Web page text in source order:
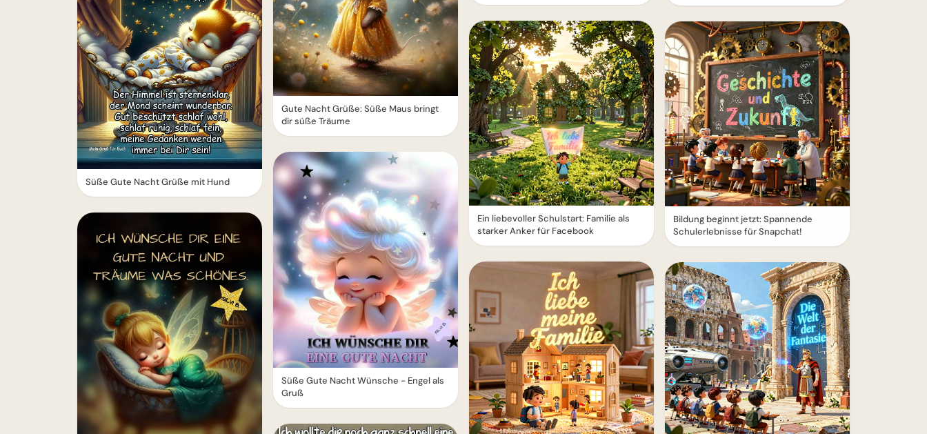
Süße Gute Nacht Grüße mit Hund
Gute Nacht Grüße: Süße Maus bringt
dir süße Träume
Süße Gute Nacht Wünsche - Engel als
Gruß
Ein liebevoller Schulstart: Familie als
starker Anker für Facebook
Bildung beginnt jetzt: Spannende
Schulerlebnisse für Snapchat!